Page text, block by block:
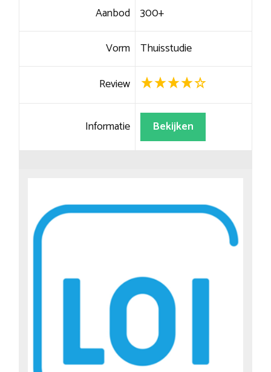
Aanbod 300+
Vorm Thuisstudie
Review
Informatie Bekijken